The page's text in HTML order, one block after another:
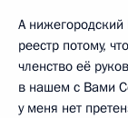
А нижегородский
реестр потому,
членство её
в нашем с Вами
у меня нет